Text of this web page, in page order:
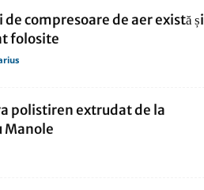
de compresoare de aer există și
folosite
polistiren extrudat de la
Manole